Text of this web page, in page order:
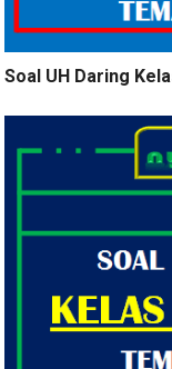
Soal UH Daring